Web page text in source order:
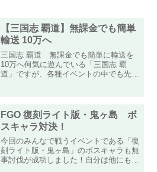
【三国志 覇道】無課金でも簡単
輸送 10万へ
三国志 覇道 無課金でも簡単に輸送を
10万へ何気に遊んでいる「三国志 覇
道」ですが、各種イベントの中でも先日
トを稼ぐことができるので...
FGO 復刻ライト版・鬼ヶ島 ボ
スキャラ対決！
今回のみんなで戦うイベントである「復
刻ライト版・鬼ヶ島」のボスキャラも無
事討伐が成功しました！自分は他にも